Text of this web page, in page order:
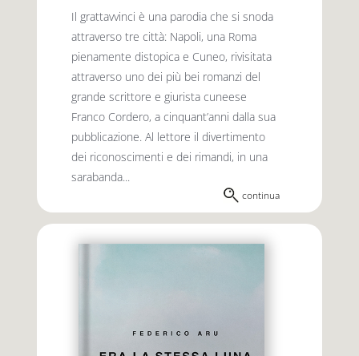
Il grattavvinci è una parodia che si snoda
attraverso tre città: Napoli, una Roma
pienamente distopica e Cuneo, rivisitata
attraverso uno dei più bei romanzi del
grande scrittore e giurista cuneese
Franco Cordero, a cinquant’anni dalla sua
pubblicazione. Al lettore il divertimento
dei riconoscimenti e dei rimandi, in una
sarabanda...
continua